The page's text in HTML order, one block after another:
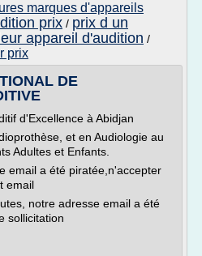
marques d'appareils
prix / prix d un
appareil d'audition /
prix
DE
d'Excellence à Abidjan
et en Audiologie au
Adultes et Enfants.
email a été piratée,n'accepter
email
notre adresse email a été
sollicitation